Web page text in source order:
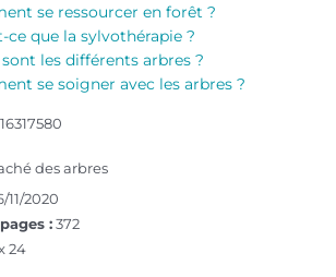
se ressourcer en forêt ?
ce que la sylvothérapie ?
les différents arbres ?
se soigner avec les arbres ?
des arbres
11/2020
:372
24